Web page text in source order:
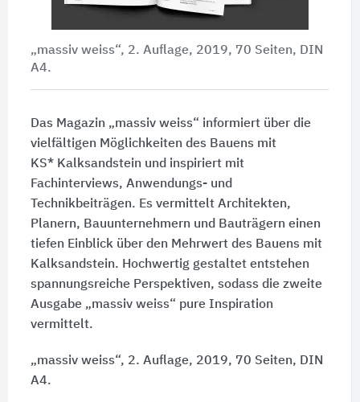
„massiv weiss“, 2. Auflage, 2019, 70 Seiten, DIN
A4.
Das Magazin „massiv weiss“ informiert über die
vielfältigen Möglichkeiten des Bauens mit
KS* Kalksandstein und inspiriert mit
Fachinterviews, Anwendungs- und
Technikbeiträgen. Es vermittelt Architekten,
Planern, Bauunternehmern und Bauträgern einen
tiefen Einblick über den Mehrwert des Bauens mit
Kalksandstein. Hochwertig gestaltet entstehen
spannungsreiche Perspektiven, sodass die zweite
Ausgabe „massiv weiss“ pure Inspiration
vermittelt.
„massiv weiss“, 2. Auflage, 2019, 70 Seiten, DIN
A4.